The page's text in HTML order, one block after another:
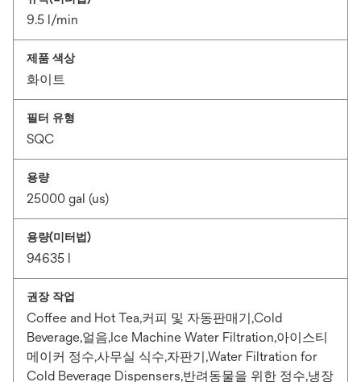
9.5 l/min
제품 색상
화이트
필터 유형
SQC
용량
25000 gal (us)
용량(미터법)
94635 l
권장 작업
Coffee and Hot Tea,커피 및 자동판매기,Cold
Beverage,얼음,Ice Machine Water Filtration,아이스티
메이커 정수,사무실 식수,자판기,Water Filtration for
Cold Beverage Dispensers,반려동물을 위한 정수,냉장